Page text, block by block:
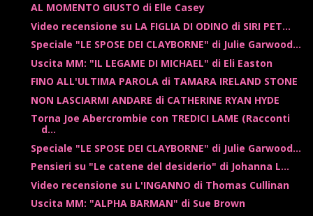
AL MOMENTO GIUSTO di Elle Casey
Video recensione su LA FIGLIA DI ODINO di SIRI PET...
Speciale "LE SPOSE DEI CLAYBORNE" di Julie Garwood...
Uscita MM: "IL LEGAME DI MICHAEL" di Eli Easton
FINO ALL'ULTIMA PAROLA di TAMARA IRELAND STONE
NON LASCIARMI ANDARE di CATHERINE RYAN HYDE
Torna Joe Abercrombie con TREDICI LAME (Racconti
d...
Speciale "LE SPOSE DEI CLAYBORNE" di Julie Garwood...
Pensieri su "Le catene del desiderio" di Johanna L...
Video recensione su L'INGANNO di Thomas Cullinan
Uscita MM: "ALPHA BARMAN" di Sue Brown